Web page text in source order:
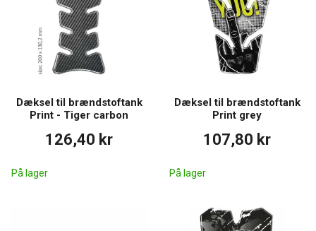
Dæksel til brændstoftank
Print - Tiger carbon
126,40 kr
På lager
Dæksel til brændstoftank
Print grey
107,80 kr
På lager